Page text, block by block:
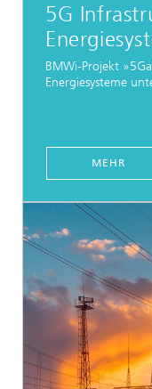
5G
BMWi-Projekt
Energiesysteme
MEHR